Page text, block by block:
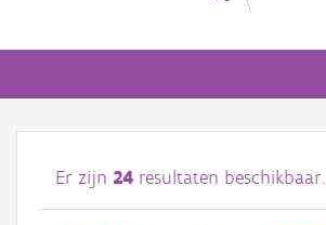
Afbeeldingen
#BeeldIndeKijker
Er zijn 24 resultaten beschikbaar.